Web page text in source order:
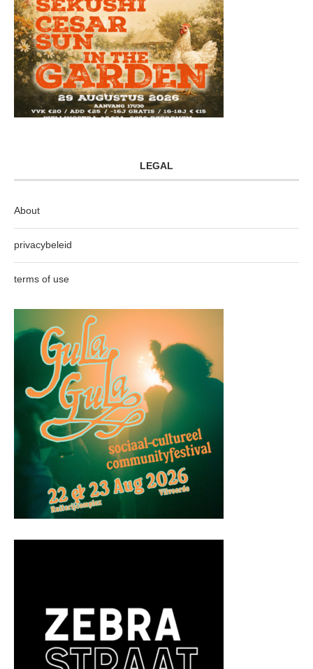
LEGAL
About
privacybeleid
terms of use